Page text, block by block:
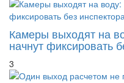
Камеры выходят на
начнут фиксировать
3